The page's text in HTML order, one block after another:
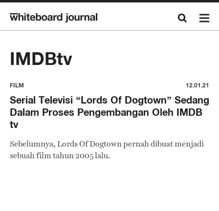
IMDBtv
FILM 12.01.21
Serial Televisi “Lords Of Dogtown” Sedang
Dalam Proses Pengembangan Oleh IMDB
tv
Sebelumnya, Lords Of Dogtown pernah dibuat menjadi
sebuah film tahun 2005 lalu.